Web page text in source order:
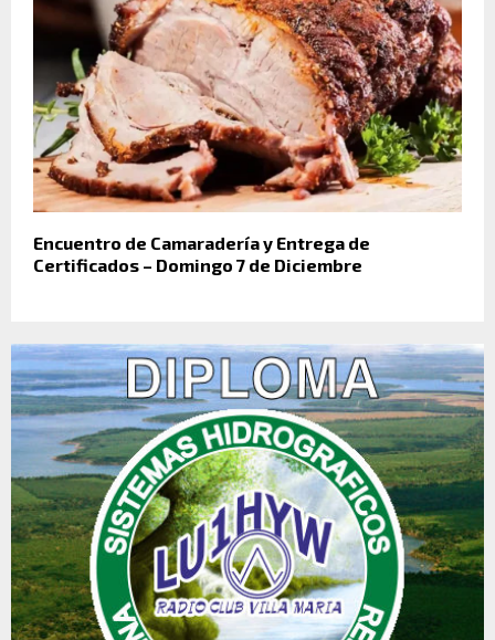
Encuentro de Camaradería y Entrega de
Certificados – Domingo 7 de Diciembre